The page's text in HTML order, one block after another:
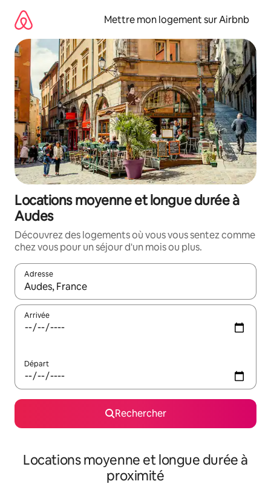
directement
contenu
Mettre mon logement sur Airbnb
Locations moyenne et longue durée à
Audes
Découvrez des logements où vous vous sentez comme
chez vous pour un séjour d'un mois ou plus.
Adresse
Lorsque les résultats s'affichent, utilisez les flèches vers le
Arrivée
Départ
Rechercher
Locations moyenne et longue durée à
proximité